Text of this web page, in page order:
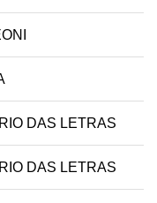
DAS LETRAS
DAS LETRAS